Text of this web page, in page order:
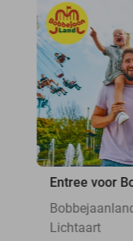
Entree voor
Lichtaart